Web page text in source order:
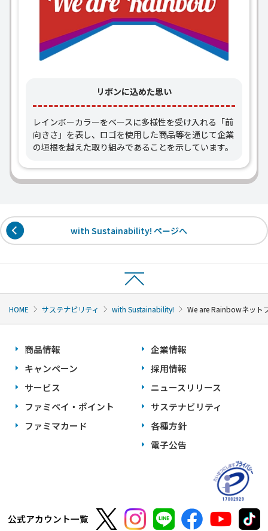
リボンに込めた思い
レインボーカラーをベースに多様性を受け入れる「前
向きさ」を表し、ロゴを使用した商品等を通じて企業
の垣根を越えた取り組みであることを示しています。
with Sustainability! ページへ
HOME サステナビリティ with Sustainability! We are Rainbowネット
商品情報
キャンペーン
サービス
ファミペイ・ポイント
ファミマカード
企業情報
採用情報
ニュースリリース
サステナビリティ
各種方針
電子公告
公式アカウント一覧